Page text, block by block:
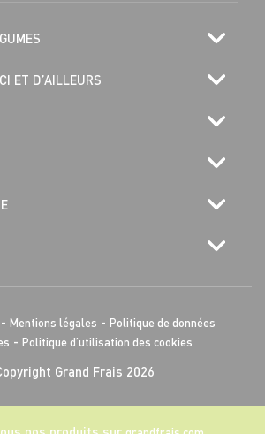
ET D’AILLEURS
- Mentions légales - Politique de données
- Politique d’utilisation des cookies
Grand Frais 2026